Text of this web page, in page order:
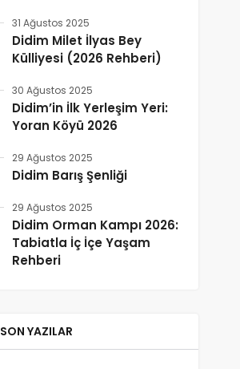
Didim Milet İlyas Bey
Külliyesi (2026 Rehberi)
31 Ağustos 2025
Didim’in İlk Yerleşim Yeri:
Yoran Köyü 2026
30 Ağustos 2025
Didim Barış Şenliği
29 Ağustos 2025
Didim Orman Kampı 2026:
Tabiatla İç İçe Yaşam
Rehberi
29 Ağustos 2025
SON YAZILAR